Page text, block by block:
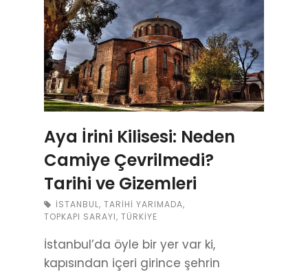
Aya İrini Kilisesi: Neden
Camiye Çevrilmedi?
Tarihi ve Gizemleri
İSTANBUL, TARIHI YARIMADA,
TOPKAPI SARAYI, TÜRKIYE
İstanbul’da öyle bir yer var ki,
kapısından içeri girince şehrin